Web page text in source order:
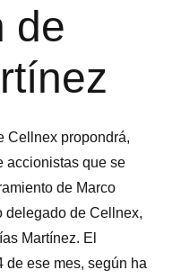
de
Cellnex propondrá,
accionistas que se
de Marco
delegado de Cellnex,
Martínez. El
de ese mes, según ha